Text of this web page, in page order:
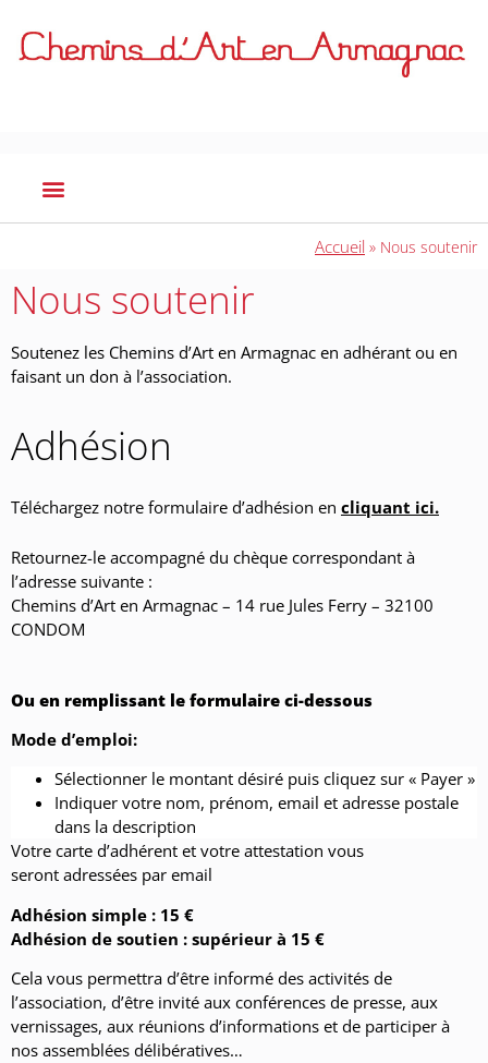
Accueil » Nous soutenir
Nous soutenir
Soutenez les Chemins d’Art en Armagnac en adhérant ou en
faisant un don à l’association.
Adhésion
Téléchargez notre formulaire d’adhésion en cliquant ici.
Retournez-le accompagné du chèque correspondant à
l’adresse suivante :
Chemins d’Art en Armagnac – 14 rue Jules Ferry – 32100
CONDOM
Ou en remplissant le formulaire ci-dessous
Mode d’emploi:
Sélectionner le montant désiré puis cliquez sur « Payer »
Indiquer votre nom, prénom, email et adresse postale
dans la description
Votre carte d’adhérent et votre attestation vous
seront adressées par email
Adhésion simple : 15 €
Adhésion de soutien : supérieur à 15 €
Cela vous permettra d’être informé des activités de
l’association, d’être invité aux conférences de presse, aux
vernissages, aux réunions d’informations et de participer à
nos assemblées délibératives…